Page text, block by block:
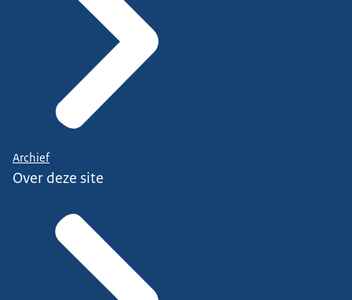
Archief
Over deze site